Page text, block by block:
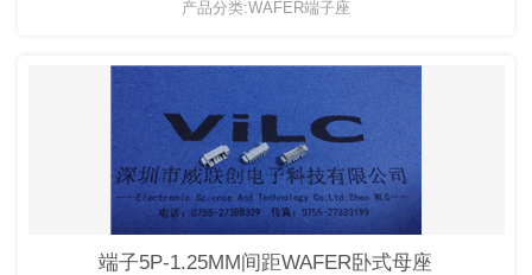
产品分类:WAFER端子座
端子5P-1.25MM间距WAFER卧式母座